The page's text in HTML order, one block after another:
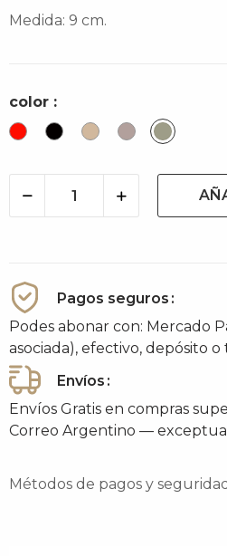
Medida: 9 cm.
color :
Rojo
NegroStoneStoneArmy
Pagos seguros
Podes abonar con: Mercado
asociada), efectivo, depósito o
Envíos
Envíos Gratis en compras
Correo Argentino —
Métodos de pagos y